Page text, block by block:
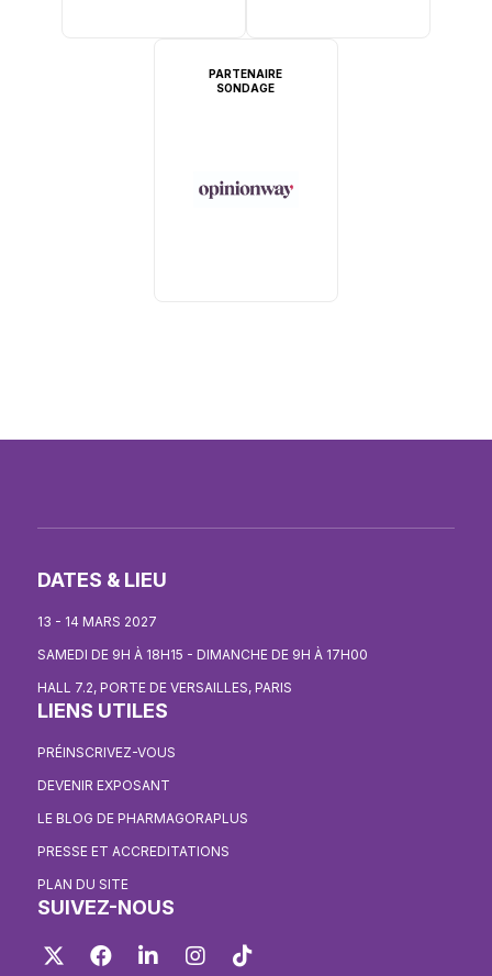
PARTENAIRE
SONDAGE
DATES & LIEU
13 - 14 MARS 2027
SAMEDI DE 9H À 18H15 - DIMANCHE DE 9H À 17H00
HALL 7.2, PORTE DE VERSAILLES, PARIS
LIENS UTILES
PRÉINSCRIVEZ-VOUS
DEVENIR EXPOSANT
LE BLOG DE PHARMAGORAPLUS
PRESSE ET ACCREDITATIONS
PLAN DU SITE
SUIVEZ-NOUS
Twitter FacebookLinkedIn Instagram